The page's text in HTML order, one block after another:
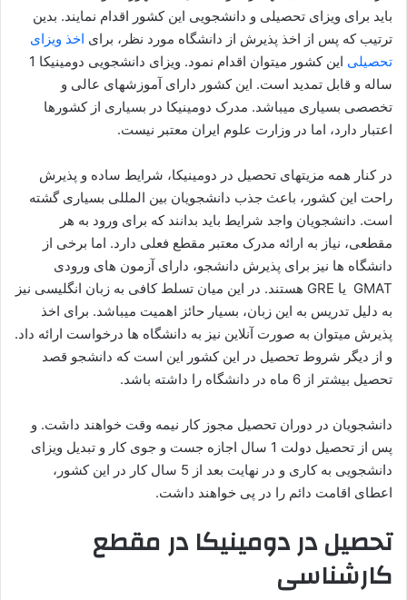
باید برای ویزای تحصیلی و دانشجویی این کشور اقدام نمایند. بدین
ترتیب که پس از اخذ پذیرش از دانشگاه مورد نظر، برای اخذ ویزای
تحصیلی
این کشور میتوان اقدام نمود. ویزای دانشجویی دومینیکا 1
ساله و قابل تمدید است. این کشور دارای آموزشهای عالی و
تخصصی بسیاری میباشد. مدرک دومینیکا در بسیاری از کشورها
اعتبار دارد، اما در وزارت علوم ایران معتبر نیست.
در کنار همه مزیتهای تحصیل در دومینیکا، شرایط ساده و پذیرش
راحت این کشور، باعث جذب دانشجویان بین المللی بسیاری گشته
است. دانشجویان واجد شرایط باید بدانند که برای ورود به هر
مقطعی، نیاز به ارائه مدرک معتبر مقطع فعلی دارد. اما برخی از
دانشگاه ها نیز برای پذیرش دانشجو، دارای آزمون های ورودی
GMAT یا GRE هستند. در این میان تسلط کافی به زبان انگلیسی نیز
به دلیل تدریس به این زبان، بسیار حائز اهمیت میباشد. برای اخذ
پذیرش میتوان به صورت آنلاین نیز به دانشگاه ها درخواست ارائه داد.
و از دیگر شروط تحصیل در این کشور این است که دانشجو قصد
تحصیل بیشتر از 6 ماه در دانشگاه را داشته باشد.
دانشجویان در دوران تحصیل مجوز کار نیمه وقت خواهند داشت. و
پس از تحصیل دولت 1 سال اجازه جست و جوی کار و تبدیل ویزای
دانشجویی به کاری و در نهایت بعد از 5 سال کار در این کشور،
اعطای اقامت دائم را در پی خواهند داشت.
تحصیل در دومینیکا در مقطع
کارشناسی